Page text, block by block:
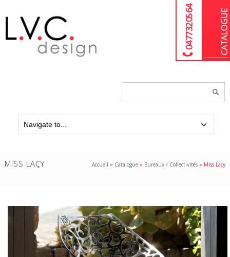
04 77 32 05 64
MISS LAÇY Accueil » Catalogue » Bureaux / Collectivités » Miss Laçy